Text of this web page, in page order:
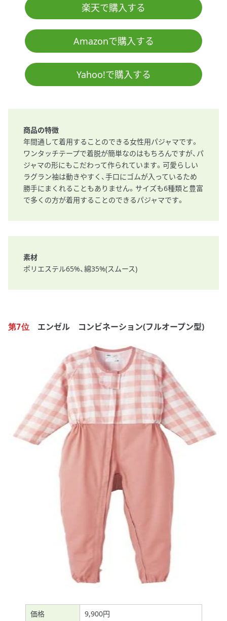
楽天で購入する
Amazonで購入する
Yahoo!で購入する
商品の特徴
年間通して着用することのできる女性用パジャマです。
ワンタッチテープで着脱が簡単なのはもちろんですが、パ
ジャマの形にもこだわって作られています。可愛らしい
ラグラン袖は動きやすく、手口にゴムが入っているため
勝手にまくれることもありません。サイズも6種類と豊富
で多くの方が着用することのできるパジャマです。
素材
ポリエステル65%、綿35%(スムース)
第7位 エンゼル コンビネーション(フルオープン型)
価格 9,900円